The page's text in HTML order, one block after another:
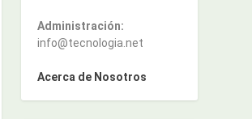
Administración:
info@tecnologia.net
Acerca de Nosotros